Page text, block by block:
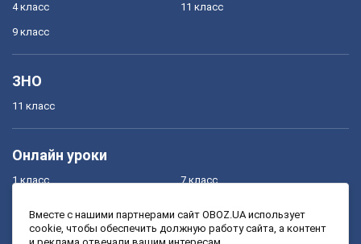
4 класс
9 класс
11 класс
ЗНО
11 класс
Онлайн уроки
1 класс
3 класс
7 класс
9 класс
Вместе с нашими партнерами сайт OBOZ.UA использует
cookie, чтобы обеспечить должную работу сайта, а контент